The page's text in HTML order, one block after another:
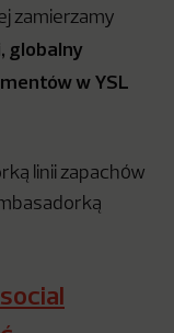
zamierzamy
globalny
w YSL
linii zapachów